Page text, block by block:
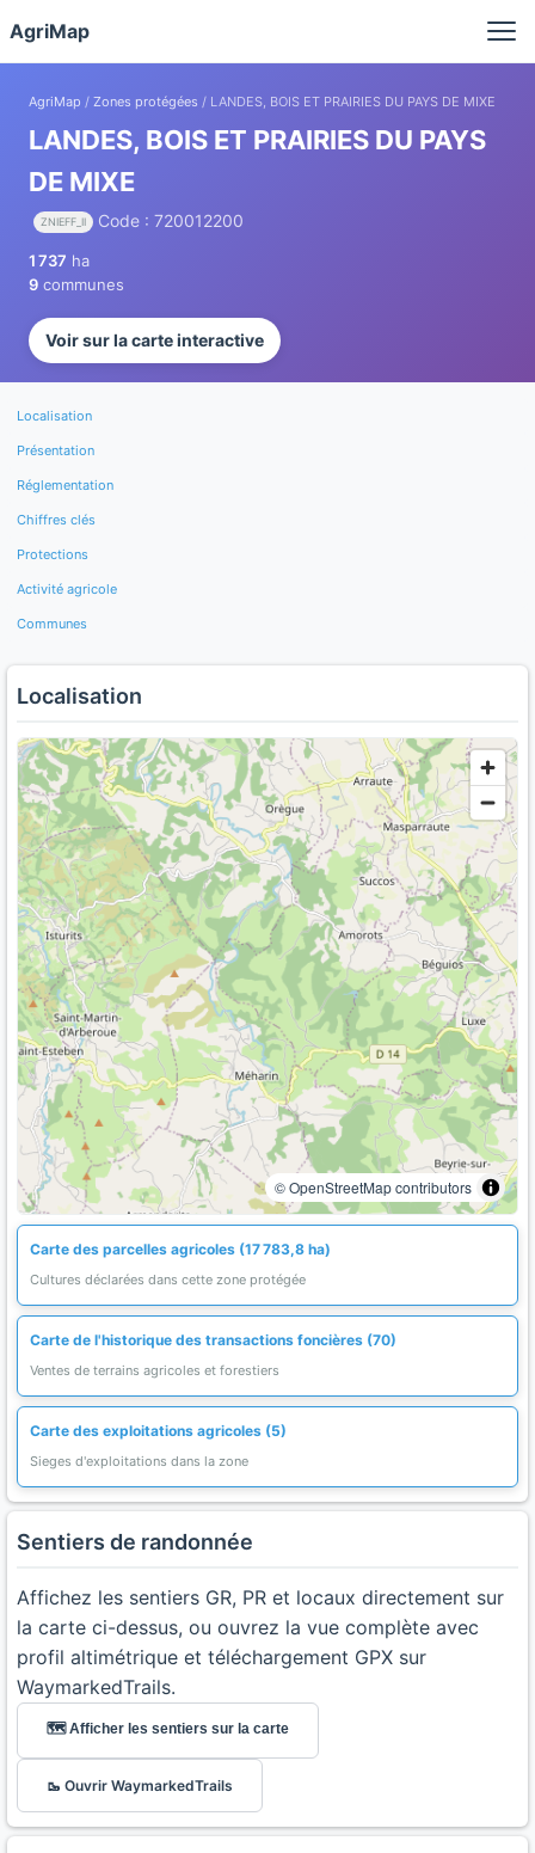
AgriMap
AgriMap / Zones protégées / LANDES, BOIS ET PRAIRIES DU PAYS DE MIXE
LANDES, BOIS ET PRAIRIES DU PAYS
DE MIXE
ZNIEFF_II Code : 720012200
1 737 ha
9 communes
Voir sur la carte interactive
Localisation
Présentation
Réglementation
Chiffres clés
Protections
Activité agricole
Communes
Localisation
© OpenStreetMap contributors
Carte des parcelles agricoles (17 783,8 ha)
Cultures déclarées dans cette zone protégée
Carte de l'historique des transactions foncières (70)
Ventes de terrains agricoles et forestiers
Carte des exploitations agricoles (5)
Sieges d'exploitations dans la zone
Sentiers de randonnée
Affichez les sentiers GR, PR et locaux directement sur
la carte ci-dessus, ou ouvrez la vue complète avec
profil altimétrique et téléchargement GPX sur
WaymarkedTrails.
🗺️ Afficher les sentiers sur la carte
🥾 Ouvrir WaymarkedTrails